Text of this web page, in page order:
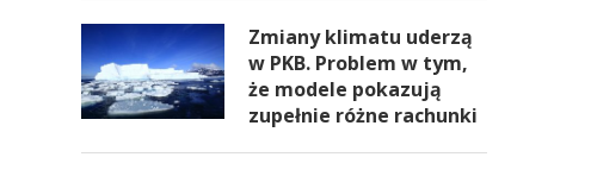
Zmiany klimatu uderzą
w PKB. Problem w tym,
że modele pokazują
zupełnie różne rachunki